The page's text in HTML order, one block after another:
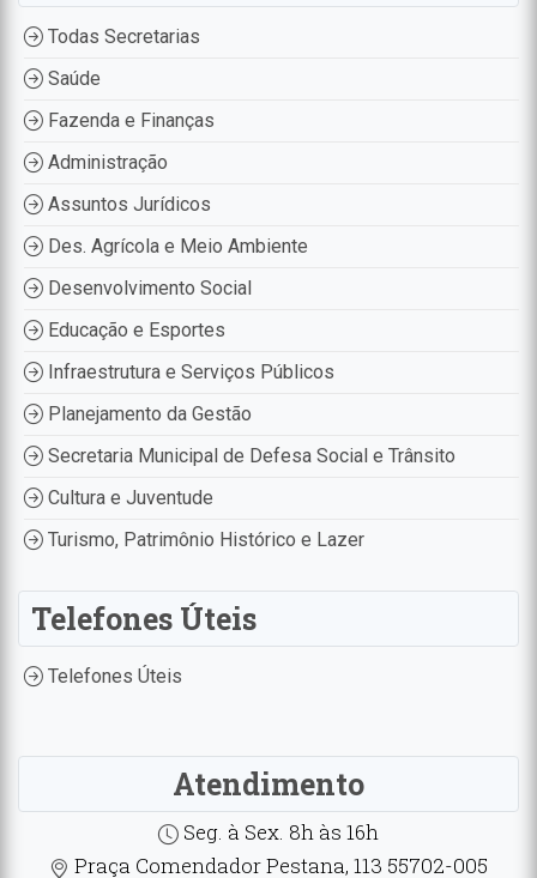
Todas Secretarias
Saúde
Fazenda e Finanças
Administração
Assuntos Jurídicos
Des. Agrícola e Meio Ambiente
Desenvolvimento Social
Educação e Esportes
Infraestrutura e Serviços Públicos
Planejamento da Gestão
Secretaria Municipal de Defesa Social e Trânsito
Cultura e Juventude
Turismo, Patrimônio Histórico e Lazer
Telefones Úteis
Telefones Úteis
Atendimento
Seg. à Sex. 8h às 16h
Praça Comendador Pestana, 113 55702-005